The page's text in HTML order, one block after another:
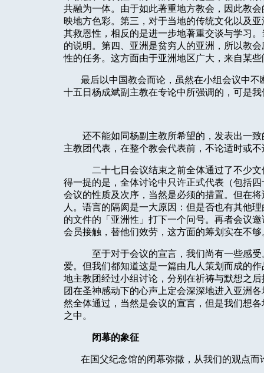
共融为一体。由于如此著重地方教会，因此教
映地方色彩。第三，对于当地的传统文化以及
其救恩性，相反的是进一步地著重交谈与学习
的说明。第四、亚洲是贫穷人的亚洲，所以教
性的任务。这方面由于亚洲地区广大，来自某
最后以中国教会而论，虽然在小组会议中
十五日杨成斌副主教在专论中所强调的，可是
还不能如同杨副主教所希望的，发表出一
主教团代表，在整个教会代表前，不论适时或
二十七日会议结束之前全体通过了不少
得一提的是，全体讨论中只许正式代表（包括
会议的性质及次序，当然是必须的措置。但在
人。语言的隔阂是一大原因：但是否也有其他
的文件的「亚洲性」打下一个问号。再者会议
会员接触，替他们效劳，这方面的筹划实在不够
至于对于会议的宣言，我们尚有一些感
爱。但我们都知道这是一篇由几人策划而成的
地主教团经过小组讨论，分别在祈祷与默想之
团在圣神感动下的心声上定会深深地进入亚洲
然全体通过，当然是会议的宣言，但是我们想
之中。
闭幕的象征
在国父纪念馆的闭幕弥撒，从我们的观点